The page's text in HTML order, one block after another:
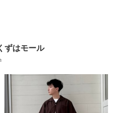
ずはモール